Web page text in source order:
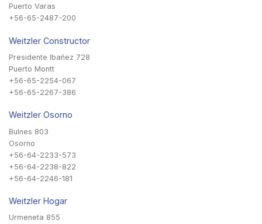
Puerto Varas
+56-65-2487-200
Weitzler Constructor
Presidente Ibañez 728
Puerto Montt
+56-65-2254-067
+56-65-2267-386
Weitzler Osorno
Bulnes 803
Osorno
+56-64-2233-573
+56-64-2238-822
+56-64-2246-181
Weitzler Hogar
Urmeneta 855